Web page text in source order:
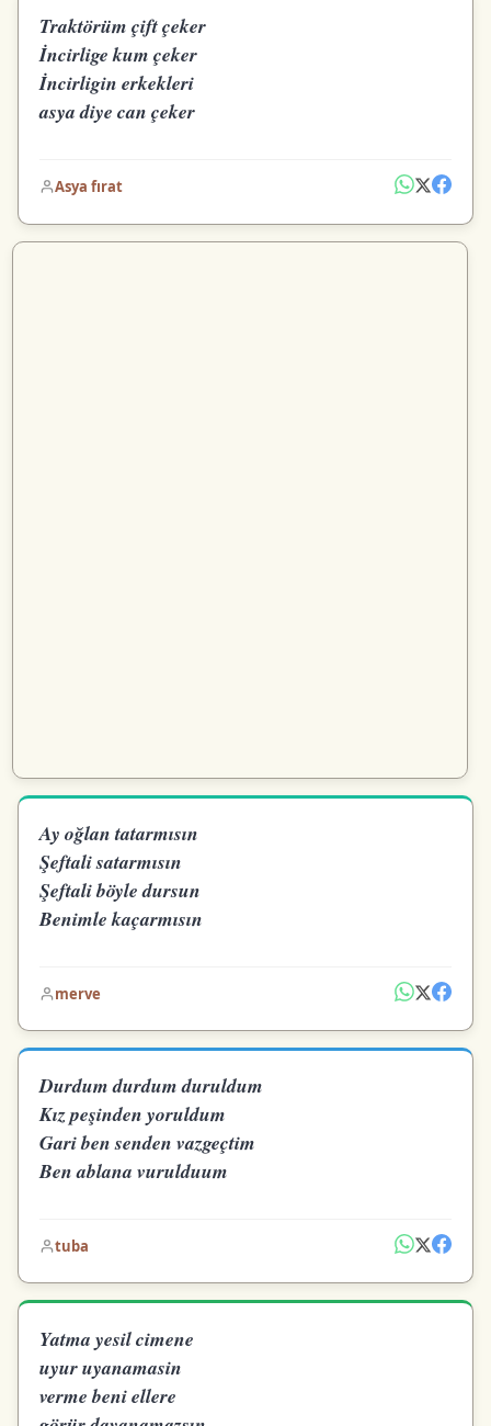
Traktörüm çift çeker
İncirlige kum çeker
İncirligin erkekleri
asya diye can çeker
Asya fırat
Ay oğlan tatarmısın
Şeftali satarmısın
Şeftali böyle dursun
Benimle kaçarmısın
merve
Durdum durdum duruldum
Kız peşinden yoruldum
Gari ben senden vazgeçtim
Ben ablana vurulduum
tuba
Yatma yesil cimene
uyur uyanamasin
verme beni ellere